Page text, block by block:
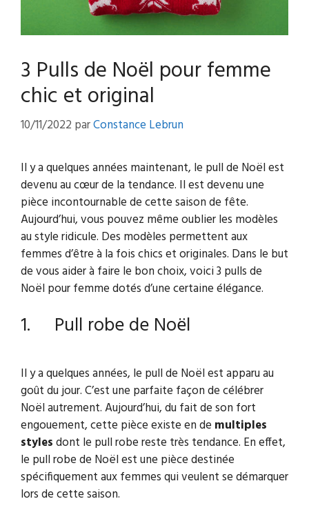
3 Pulls de Noël pour femme
chic et original
10/11/2022 parConstance Lebrun
Il y a quelques années maintenant, le pull de Noël est
devenu au cœur de la tendance. Il est devenu une
pièce incontournable de cette saison de fête.
Aujourd’hui, vous pouvez même oublier les modèles
au style ridicule. Des modèles permettent aux
femmes d’être à la fois chics et originales. Dans le but
de vous aider à faire le bon choix, voici 3 pulls de
Noël pour femme dotés d’une certaine élégance.
1. Pull robe de Noël
Il y a quelques années, le pull de Noël est apparu au
goût du jour. C’est une parfaite façon de célébrer
Noël autrement. Aujourd’hui, du fait de son fort
engouement, cette pièce existe en de multiples
stylesdont le pull robe reste très tendance. En effet,
le pull robe de Noël est une pièce destinée
spécifiquement aux femmes qui veulent se démarquer
lors de cette saison.